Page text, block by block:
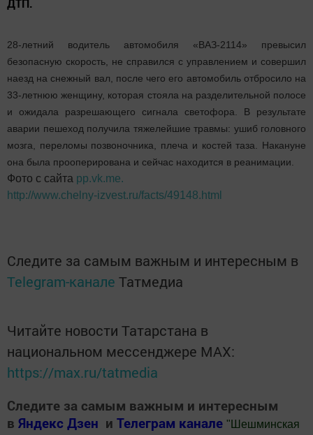
ДТП.
28-летний водитель автомобиля «ВАЗ-2114» превысил
безопасную скорость, не справился с управлением и совершил
наезд на снежный вал, после чего его автомобиль отбросило на
33-летнюю женщину, которая стояла на разделительной полосе
и ожидала разрешающего сигнала светофора. В результате
аварии пешеход получила тяжелейшие травмы: ушиб головного
мозга, переломы позвоночника, плеча и костей таза. Накануне
она была прооперирована и сейчас находится в реанимации.
Фото с сайта pp.vk.me.
http://www.chelny-izvest.ru/facts/49148.html
Следите за самым важным и интересным в
Telegram-канале Татмедиа
Читайте новости Татарстана в
национальном мессенджере MАХ:
https://max.ru/tatmedia
Следите за самым важным и интересным
в Яндекс Дзен и Телеграм канале " Шешминская